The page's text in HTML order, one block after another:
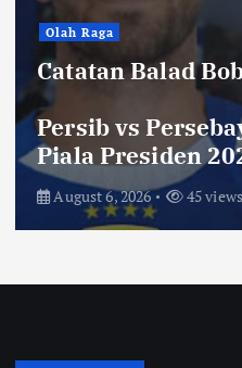
Olah Raga
Catatan Balad
Persib vs
Piala Presiden
August 6, 2026 45 views